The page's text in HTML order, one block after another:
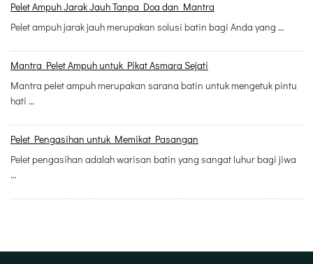
Pelet Ampuh Jarak Jauh Tanpa Doa dan Mantra
Pelet ampuh jarak jauh merupakan solusi batin bagi Anda yang …
Mantra Pelet Ampuh untuk Pikat Asmara Sejati
Mantra pelet ampuh merupakan sarana batin untuk mengetuk pintu
hati …
Pelet Pengasihan untuk Memikat Pasangan
Pelet pengasihan adalah warisan batin yang sangat luhur bagi jiwa
…